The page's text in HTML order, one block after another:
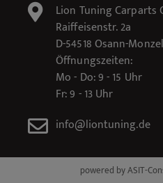
Lion Tuning Carparts
Raiffeisenstr. 2a
D-54518 Osann-Monzel
Öffnungszeiten:
Mo - Do: 9 - 15 Uhr
Fr: 9 - 13 Uhr
info@liontuning.de
powered by ASIT-